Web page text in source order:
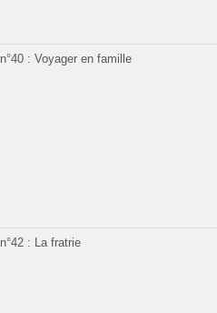
n°40 : Voyager en famille
n°42 : La fratrie